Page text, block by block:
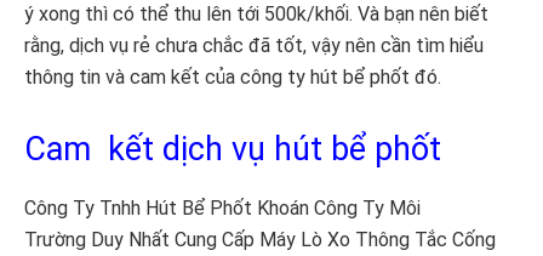
ý xong thì có thể thu lên tới 500k/khối. Và bạn nên biết
rằng, dịch vụ rẻ chưa chắc đã tốt, vậy nên cần tìm hiểu
thông tin và cam kết của công ty hút bể phốt đó.
Cam kết dịch vụ hút bể phốt
Công Ty Tnhh Hút Bể Phốt Khoán Công Ty Môi
Trường Duy Nhất Cung Cấp Máy Lò Xo Thông Tắc Cống